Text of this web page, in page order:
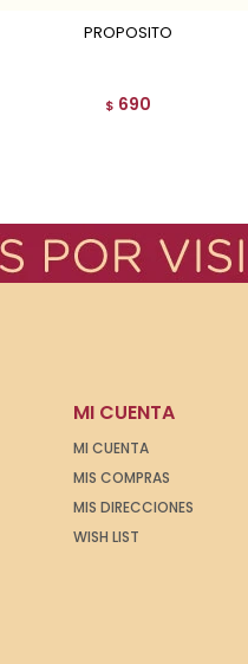
PROPOSITO
$ 690
MI CUENTA
MI CUENTA
MIS COMPRAS
MIS DIRECCIONES
WISH LIST